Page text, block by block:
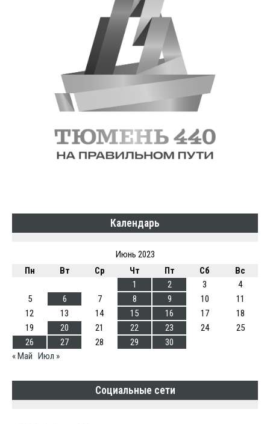
Календарь
Июнь 2023
Пн
Вт Ср Чт Пт Сб
Вс
1
2 3
4
5
6 7 8 9 10
11
12
13 14 15 16 17
18
19
20 21 22 23 24
25
26
27 28 29
30
« Май Июл »
Социальные сети